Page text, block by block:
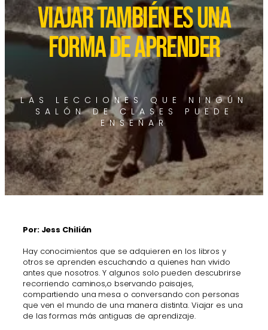
VIAJAR TAMBIÉN ES UNA
FORMA DE APRENDER
LAS LECCIONES QUE NINGÚN
SALÓN DE CLASES PUEDE
ENSEÑAR
Por: Jess Chilián
Hay conocimientos que se adquieren en los libros y
otros se aprenden escuchando a quienes han vivido
antes que nosotros. Y algunos solo pueden descubrirse
recorriendo caminos,o bservando paisajes,
compartiendo una mesa o conversando con personas
que ven el mundo de una manera distinta. Viajar es una
de las formas más antiguas de aprendizaje.